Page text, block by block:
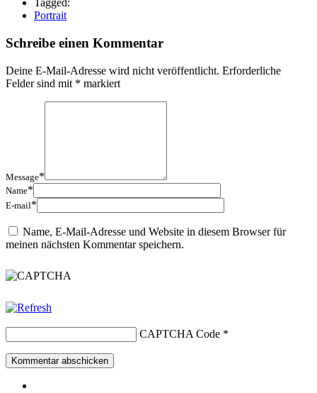
Tagged:
Portrait
Schreibe einen Kommentar
Deine E-Mail-Adresse wird nicht veröffentlicht. Erforderliche
Felder sind mit * markiert
Message*
Name*
E-mail*
Name, E-Mail-Adresse und Website in diesem Browser für
meinen nächsten Kommentar speichern.
CAPTCHA Code *